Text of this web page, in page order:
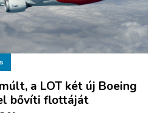
a LOT két új Boeing
bővíti flottáját